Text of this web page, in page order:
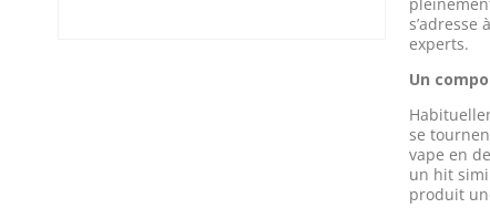
experts.
Un
se
vape en
un hit
produit